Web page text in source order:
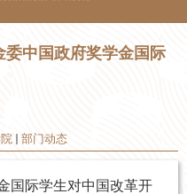
中国政府奖学金国际
部门动态
国际学生对中国改革开